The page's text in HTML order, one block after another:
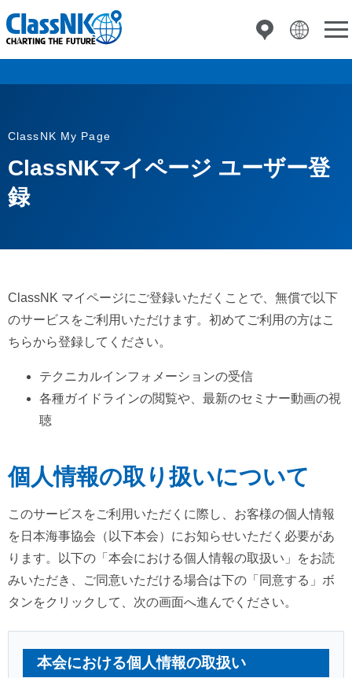
ClassNK My Page
ClassNKマイページ ユーザー登
録
ClassNK マイページにご登録いただくことで、無償で以下
のサービスをご利用いただけます。初めてご利用の方はこ
ちらから登録してください。
テクニカルインフォメーションの受信
各種ガイドラインの閲覧や、最新のセミナー動画の視
聴
個人情報の取り扱いについて
このサービスをご利用いただくに際し、お客様の個人情報
を日本海事協会（以下本会）にお知らせいただく必要があ
ります。以下の「本会における個人情報の取扱い」をお読
みいただき、ご同意いただける場合は下の「同意する」ボ
タンをクリックして、次の画面へ進んでください。
本会における個人情報の取扱い